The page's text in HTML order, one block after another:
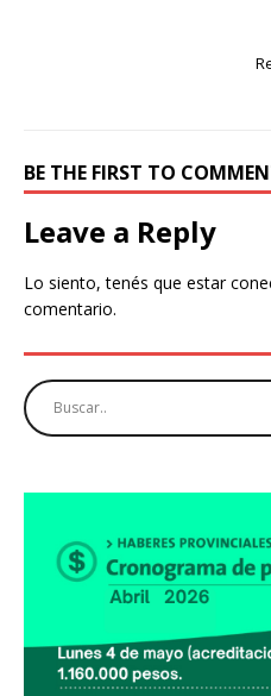
BE THE FIRST TO
Leave a Reply
Lo siento, tenés que estar
comentario.